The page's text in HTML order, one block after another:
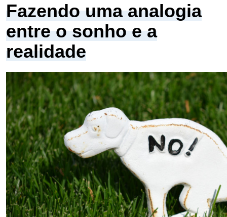
Fazendo uma analogia
entre o sonho e a
realidade